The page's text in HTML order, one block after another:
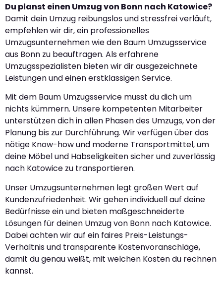
Du planst einen Umzug von Bonn nach Katowice?
Damit dein Umzug reibungslos und stressfrei verläuft,
empfehlen wir dir, ein professionelles
Umzugsunternehmen wie den Baum Umzugsservice
aus Bonn zu beauftragen. Als erfahrene
Umzugsspezialisten bieten wir dir ausgezeichnete
Leistungen und einen erstklassigen Service.
Mit dem Baum Umzugsservice musst du dich um
nichts kümmern. Unsere kompetenten Mitarbeiter
unterstützen dich in allen Phasen des Umzugs, von der
Planung bis zur Durchführung. Wir verfügen über das
nötige Know-how und moderne Transportmittel, um
deine Möbel und Habseligkeiten sicher und zuverlässig
nach Katowice zu transportieren.
Unser Umzugsunternehmen legt großen Wert auf
Kundenzufriedenheit. Wir gehen individuell auf deine
Bedürfnisse ein und bieten maßgeschneiderte
Lösungen für deinen Umzug von Bonn nach Katowice.
Dabei achten wir auf ein faires Preis-Leistungs-
Verhältnis und transparente Kostenvoranschläge,
damit du genau weißt, mit welchen Kosten du rechnen
kannst.